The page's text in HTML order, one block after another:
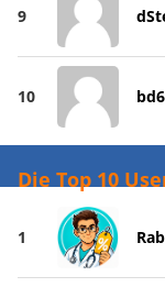
9
10
Die Top 10
1